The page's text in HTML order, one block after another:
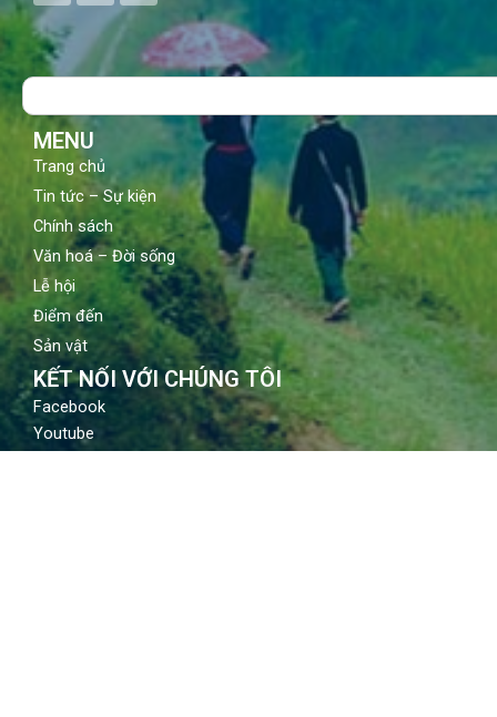
e
b
o
t
b
s
a
g
Search
MENU
Trang chủ
Tin tức – Sự kiện
Chính sách
Văn hoá – Đời sống
Lễ hội
Điểm đến
Sản vật
KẾT NỐI VỚI CHÚNG TÔI
Facebook
Youtube